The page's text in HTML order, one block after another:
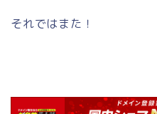
それではまた！